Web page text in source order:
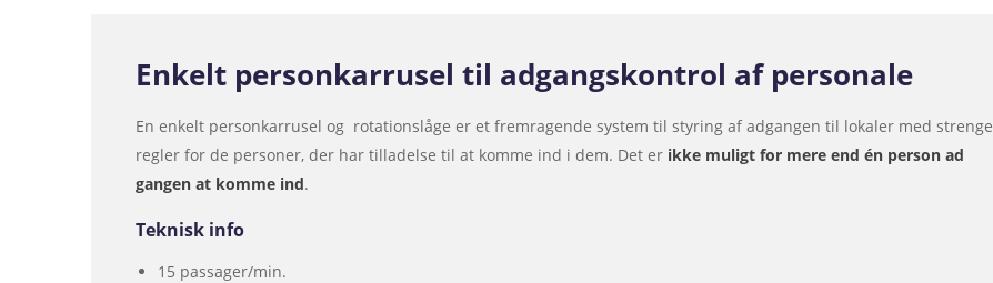
Enkelt personkarrusel til adgangskontrol af personale
En enkelt personkarrusel og rotationslåge er et fremragende system til styring af adgangen til lokaler med strenge
regler for de personer, der har tilladelse til at komme ind i dem. Det er ikke muligt for mere end én person ad
gangen at komme ind.
Teknisk info
15 passager/min.